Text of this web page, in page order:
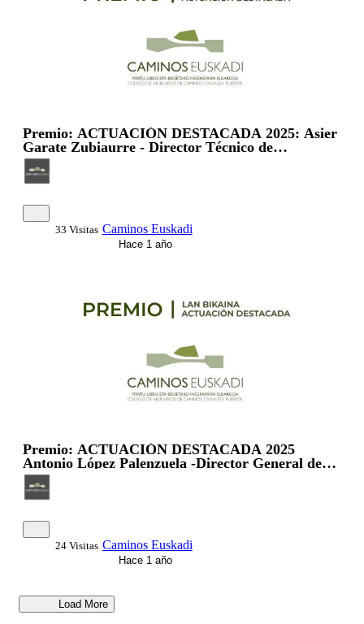
Premio: ACTUACIÓN DESTACADA 2025: Asier
Garate Zubiaurre - Director Técnico de
Construcciones Mariezcurrena
33 Visitas Caminos Euskadi
Hace 1 año
Premio: ACTUACIÓN DESTACADA 2025
Antonio López Palenzuela -Director General de
ETS
24 Visitas Caminos Euskadi
Hace 1 año
Load More